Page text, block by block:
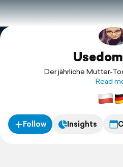
Explore
Der jährliche Mutter-
Read
Follow Insights